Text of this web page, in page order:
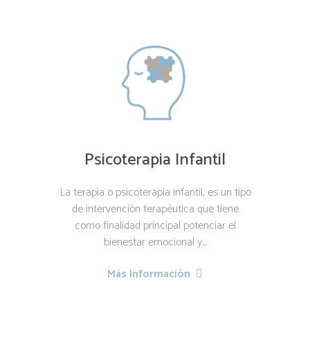
Psicoterapia Infantil
La terapia o psicoterapia infantil, es un tipo
de intervención terapéutica que tiene
como finalidad principal potenciar el
bienestar emocional y...
Más Información